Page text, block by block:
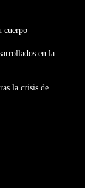
cuerpo
en la
la crisis de